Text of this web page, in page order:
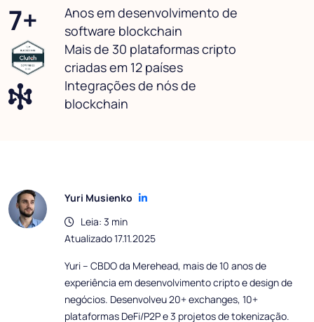
7+
Anos em desenvolvimento de
software blockchain
Mais de 30 plataformas cripto
criadas em 12 países
Integrações de nós de
blockchain
Yuri Musienko
Leia: 3 min
Atualizado 17.11.2025
Yuri – CBDO da Merehead, mais de 10 anos de
experiência em desenvolvimento cripto e design de
negócios. Desenvolveu 20+ exchanges, 10+
plataformas DeFi/P2P e 3 projetos de tokenização.